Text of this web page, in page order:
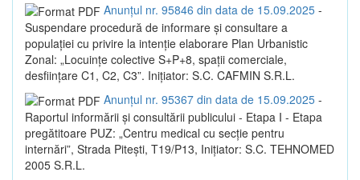
Anunțul nr. 95846 din data de 15.09.2025 -
Suspendare procedură de informare și consultare a
populației cu privire la intenție elaborare Plan Urbanistic
Zonal: „Locuințe colective S+P+8, spații comerciale,
desființare C1, C2, C3”. Inițiator: S.C. CAFMIN S.R.L.
Anunțul nr. 95367 din data de 15.09.2025 -
Raportul informării și consultării publicului - Etapa I - Etapa
pregătitoare PUZ: „Centru medical cu secție pentru
internări”, Strada Pitești, T19/P13, Inițiator: S.C. TEHNOMED
2005 S.R.L.